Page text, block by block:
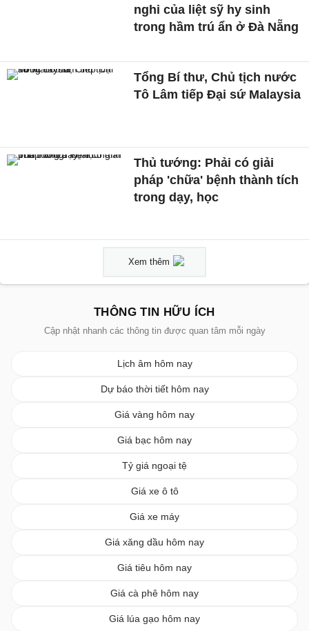
nghi của liệt sỹ hy sinh
trong hầm trú ẩn ở Đà Nẵng
Tổng Bí thư, Chủ tịch nước
Tô Lâm tiếp Đại sứ Malaysia
Thủ tướng: Phải có giải
pháp 'chữa' bệnh thành tích
trong dạy, học
Xem thêm
THÔNG TIN HỮU ÍCH
Cập nhật nhanh các thông tin được quan tâm mỗi ngày
Lịch âm hôm nay
Dự báo thời tiết hôm nay
Giá vàng hôm nay
Giá bạc hôm nay
Tỷ giá ngoại tệ
Giá xe ô tô
Giá xe máy
Giá xăng dầu hôm nay
Giá tiêu hôm nay
Giá cà phê hôm nay
Giá lúa gạo hôm nay